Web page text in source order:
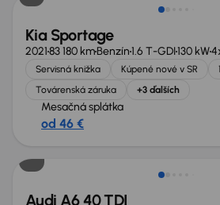
Kia Sportage
202183 180 kmBenzín1.6 T-GDI130 kW
Servisná knižka Kúpené nové v SR
Továrenská záruka
+3 ďalších
Mesačná splátka
od 46 €
Audi A6 40 TDI